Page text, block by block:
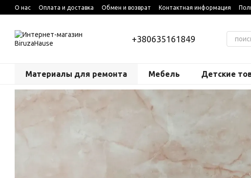
Перейти к основному контенту
О нас Оплата и доставка Обмен и возврат Контактная информация
+380635161849
Материалы для ремонта Мебель Детские